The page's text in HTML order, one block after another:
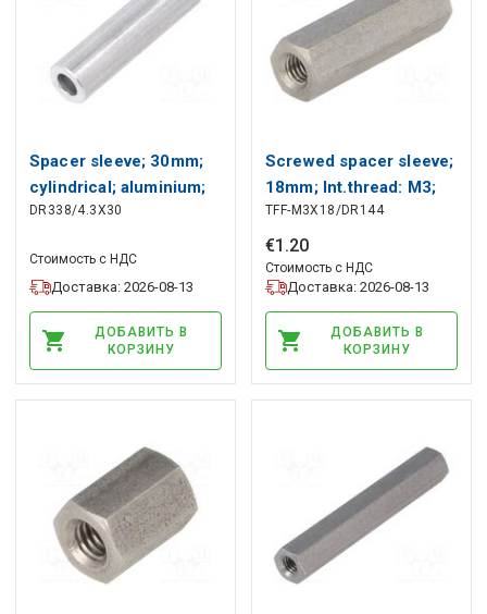
Spacer sleeve; 30mm;
cylindrical; aluminium;
Out.diam: 8mm DREMEC
DR338/4.3X30
Стоимость с НДС
Доставка: 2026-08-13
ДОБАВИТЬ В
КОРЗИНУ
Screwed spacer sleeve;
18mm; Int.thread: M3;
hexagonal DREMEC
TFF-M3X18/DR144
€1 .20
Стоимость с НДС
Доставка: 2026-08-13
ДОБАВИТЬ В
КОРЗИНУ